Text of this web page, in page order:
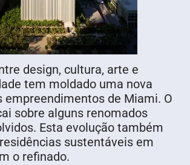
design, cultura, arte e
tem moldado uma nova
empreendimentos de Miami. O
sobre alguns renomados
Esta evolução também
sustentáveis em
o refinado.